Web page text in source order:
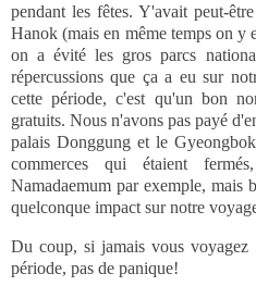
pendant les fêtes. Y'avait peut-
Hanok (mais en même temps on y
on a évité les gros parcs
répercussions que ça a eu sur
cette période, c'est qu'un bon
gratuits. Nous n'avons pas payé
palais Donggung et le
commerces qui étaient
Namadaemum par exemple, mais
quelconque impact sur notre
Du coup, si jamais vous voyagez
période, pas de panique!